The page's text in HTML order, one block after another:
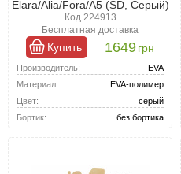
Elara/Alia/Fora/A5 (SD, Серый)
Код 224913
Бесплатная доставка
Купить 1649грн
Производитель:
EVA
Материал:
EVA-полимер
Цвет:
серый
Бортик:
без бортика